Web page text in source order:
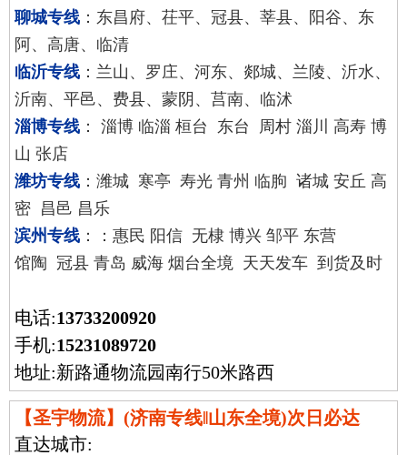
聊城专线 ：东昌府、茌平、冠县、莘县、阳谷、东
阿、高唐、临清
临沂专线 ：兰山、罗庄、河东、郯城、兰陵、沂水、
沂南、平邑、费县、蒙阴、莒南、临沭
淄博专线 ： 淄博 临淄 桓台 东台 周村 淄川 高寿 博
山 张店
潍坊专线 ：潍城 寒亭 寿光 青州 临朐 诸城 安丘 高
密 昌邑 昌乐
滨州专线 ：：惠民 阳信 无棣 博兴 邹平 东营
馆陶 冠县 青岛 威海 烟台全境 天天发车 到货及时
电话:13733200920
手机:15231089720
地址:新路通物流园南行50米路西
【圣宇物流】(济南专线‖山东全境)次日必达
直达城市: